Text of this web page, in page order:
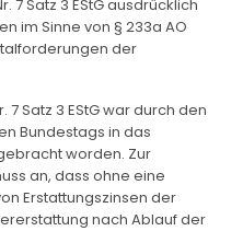
7 Satz 3 EStG ausdrücklich
im Sinne von § 233a AO
der
7 Satz 3 EStG war durch den
Bundestags in das
worden. Zur
an, dass ohne eine
Erstattungszinsen der
nach Ablauf der